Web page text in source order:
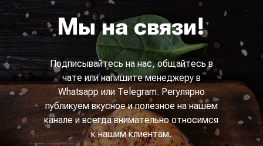
Мы на связи!
Подписывайтесь на нас, общайтесь в
чате или напишите менеджеру в
Whatsapp или Telegram. Регулярно
публикуем вкусное и полезное на нашем
канале и всегда внимательно относимся
к нашим клиентам.